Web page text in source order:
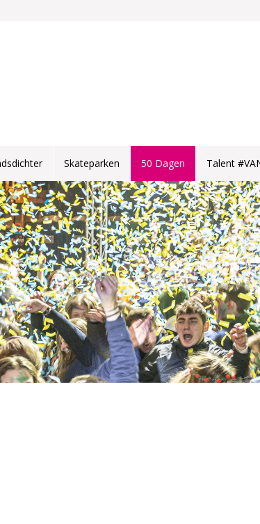
Skateparken 50 Dagen Talent